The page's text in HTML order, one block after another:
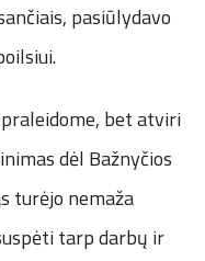
pasiūlydavo
bet atviri
dėl Bažnyčios
turėjo nemaža
tarp darbų ir